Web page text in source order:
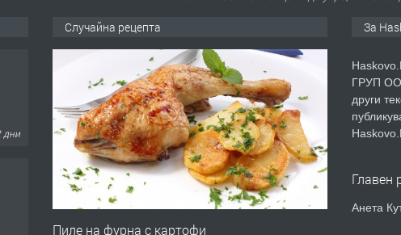
дни
Случайна рецепта
Пиле на фурна с картофи
За
ГРУП
други
Главен
Анета